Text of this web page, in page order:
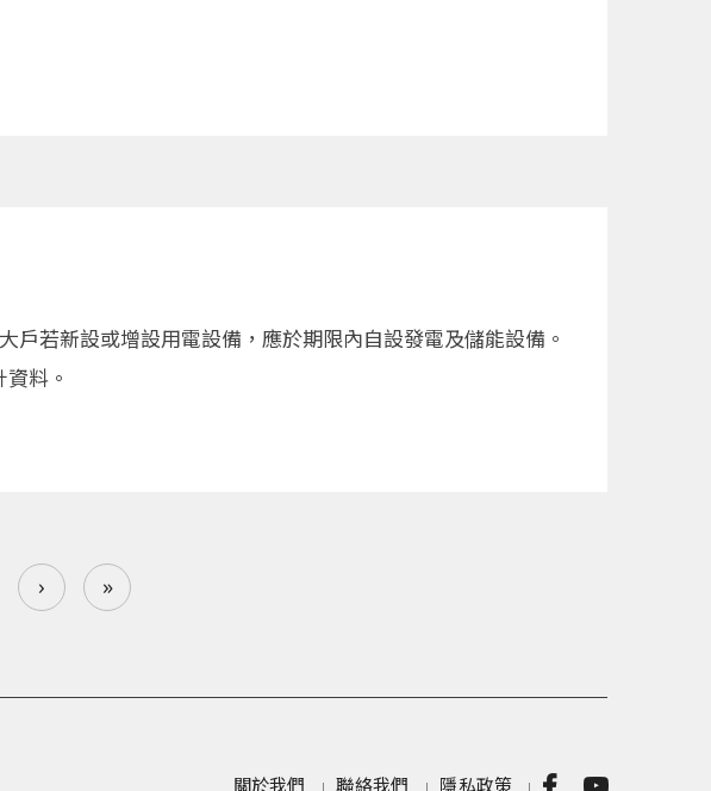
若新設或增設用電設備，應於期限內自設發電及儲能設備。
料。
› »
關於我們 聯絡我們 隱私政策